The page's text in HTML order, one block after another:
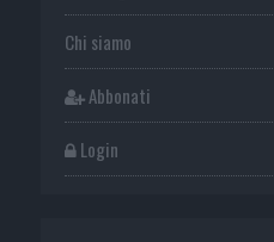
Chi siamo
Abbonati
Login